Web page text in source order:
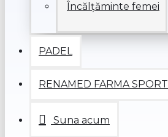
Încălțăminte femei
PADEL
RENAMED FARMA SPORT
Suna acum